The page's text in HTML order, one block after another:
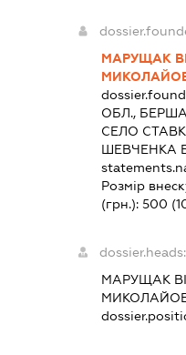
МАРУЩАК
ОБЛ.,
СЕЛО
ШЕВЧЕНКА
Розмір
(грн.):500
dossier.heads:
МАРУЩАК